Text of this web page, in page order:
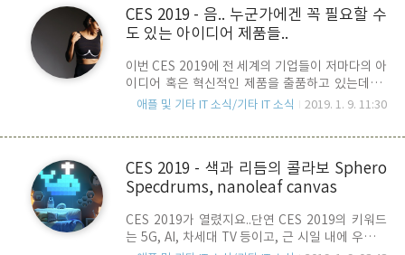
문자를 표시할 수 있습니다. 아래는 프로모션 동영
상 입니다. 지금까지 Customizable 키보드의
Maximus Keyboard 이지요..아무래도 주변 광원
에 구애받지 않는 시인성을 고려한다면 당연 OLED
를 채택하는 것이 좋겠지만, 가격이 넘사벽일 수 밖
던것으로 기억이 됩니다. 키보..
CES 2019 - 음.. 누군가에겐 꼭 필요할 수
도 있는 아이디어 제품들..
이번 CES 2019에 전 세계의 기업들이 저마다의 아
이디어 혹은 혁신적인 제품을 출품하고 있는데요..
많은 출품작들 중에 포스트 제목처럼 누군가에겐
아 소개를 해 봅니다. BUT WHY ???? 를 외칠 수 있
스마트 브래지어 미국의 의류 브랜드인 Soma에서
나온 제품 가슴 측정을 쉽게 해 주는 스마트 브래지
즈의 브래지어를 선택할 수 있도록 도와 주는 제품.
당연히 스마트기기와 연동되고, 측정 후 Soma의
애플 및 기타 IT 소식/기타 IT 소식 2019. 1. 9. 11:30
CES 2019 - 색과 리듬의 콜라보 Sphero
Specdrums, nanoleaf canvas
CES 2019가 열렸지요..단연 CES 2019의 키워드
는 5G, AI, 차세대 TV 등이고, 근 시일 내에 우리들